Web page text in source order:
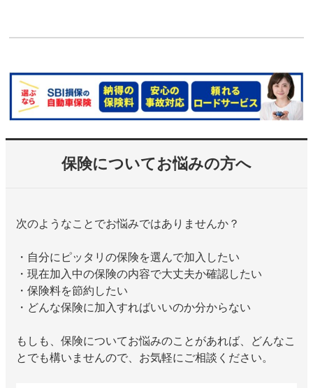
保険についてお悩みの方へ
次のようなことでお悩みではありませんか？
・自分にピッタリの保険を選んで加入したい
・現在加入中の保険の内容で大丈夫か確認したい
・保険料を節約したい
・どんな保険に加入すればいいのか分からない
もしも、保険についてお悩みのことがあれば、どんなこ
とでも構いませんので、お気軽にご相談ください。